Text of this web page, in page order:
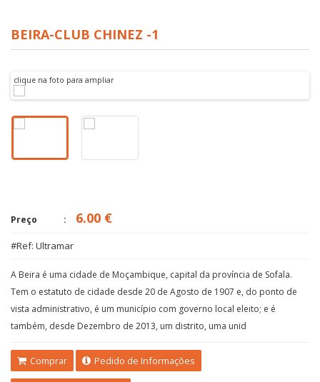
BEIRA-CLUB CHINEZ -1
clique na foto para ampliar
Preço 6.00 €
#Ref: Ultramar
A Beira é uma cidade de Moçambique, capital da província de Sofala.
Tem o estatuto de cidade desde 20 de Agosto de 1907 e, do ponto de
vista administrativo, é um município com governo local eleito; e é
também, desde Dezembro de 2013, um distrito, uma unid
Comprar Pedido de Informações